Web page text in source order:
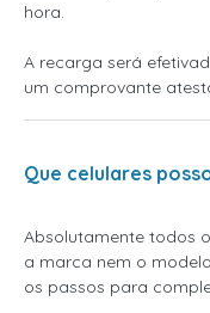
hora.
A recarga será
um comprovante
Que celulares
Absolutamente todos
a marca nem o
os passos para